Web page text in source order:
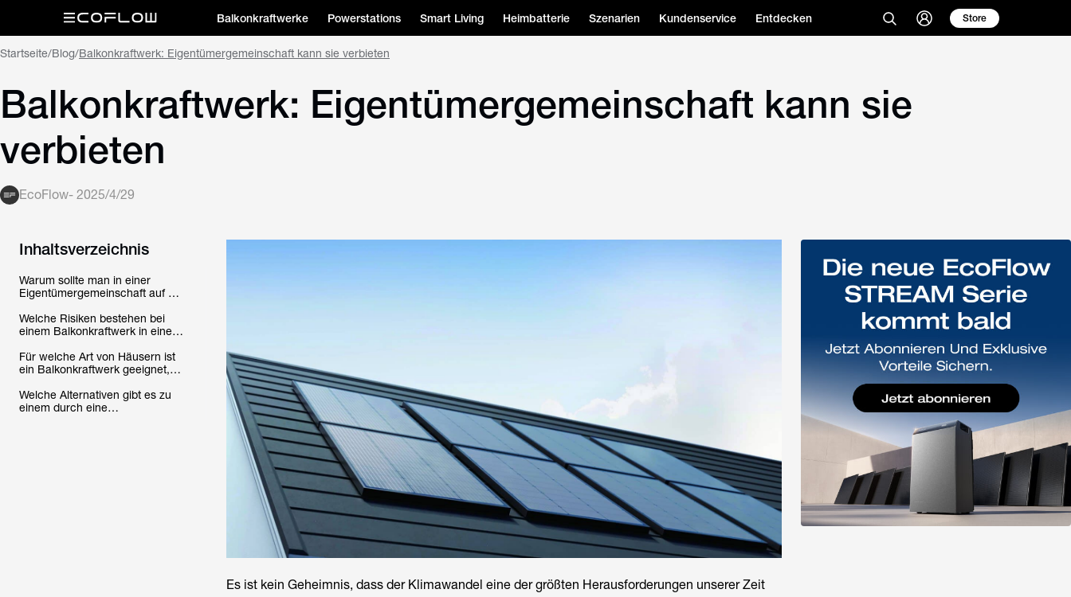
Balkonkraftwerke Powerstations Smart Living Heimbatterie Szenarien Kundenservice Entdecken Store
Startseite/Blog/Balkonkraftwerk: Eigentümergemeinschaft kann sie verbieten
Balkonkraftwerk: Eigentümergemeinschaft kann sie
verbieten
EcoFlow- 2025/4/29
Inhaltsverzeichnis
Warum sollte man in einer
Eigentümergemeinschaft auf ein
setzen?
Welche Risiken bestehen bei
einem Balkonkraftwerk in einer
Für welche Art von Häusern ist
ein Balkonkraftwerk geeignet,
Eigentümergemeinschaft
betrieben wird?
Welche Alternativen gibt es zu
einem durch eine
Es ist kein Geheimnis, dass der Klimawandel eine der größten Herausforderungen unserer Zeit